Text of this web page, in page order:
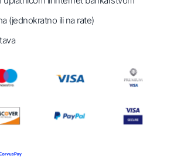
(jednokratno ili na rate)